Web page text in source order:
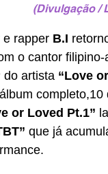
(Divulgação /
e rapper B.I
o cantor
do artista “Love
or Loved Pt.1”
que já